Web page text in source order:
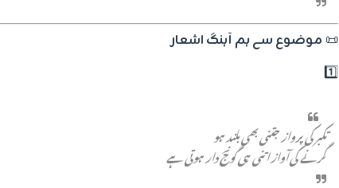
📜 موضوع سے ہم آہنگ اشعار
1️⃣
تکبر کی پرواز جتنی بھی بلند ہو
گرنے کی آواز اتنی ہی گونج دار ہوتی ہے